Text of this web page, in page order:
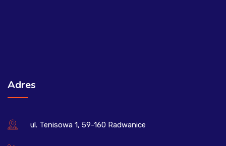
Adres
ul. Tenisowa 1, 59-160 Radwanice